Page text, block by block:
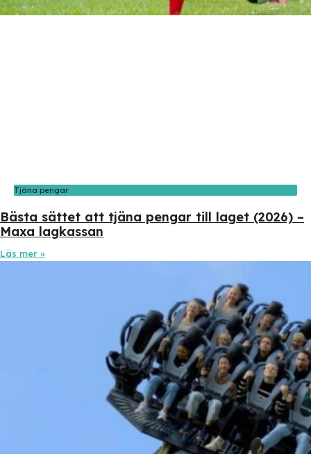
Tjäna pengar
Bästa sättet att tjäna pengar till laget (2026) –
Maxa lagkassan
Läs mer »